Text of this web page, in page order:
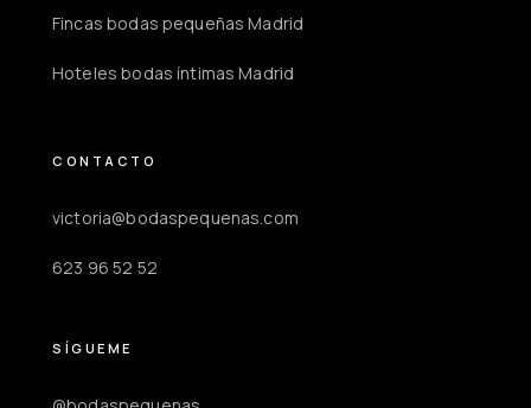
Fincas bodas pequeñas Madrid
Hoteles bodas íntimas Madrid
CONTACTO
victoria@bodaspequenas.com
623 96 52 52
SÍGUEME